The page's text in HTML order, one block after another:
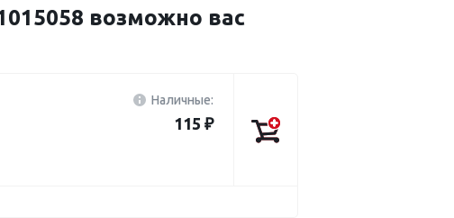
возможно вас
Наличные:
115 ₽